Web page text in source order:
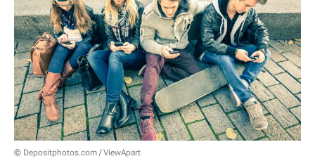
© Depositphotos.com / ViewApart